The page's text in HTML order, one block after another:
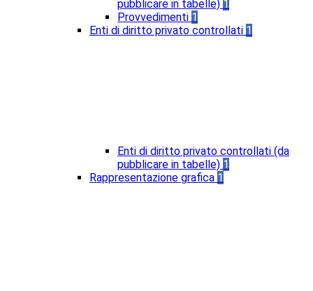
pubblicare in tabelle) 1
Provvedimenti 1
Enti di diritto privato controllati 1
Enti di diritto privato controllati (da
pubblicare in tabelle) 1
Rappresentazione grafica 1